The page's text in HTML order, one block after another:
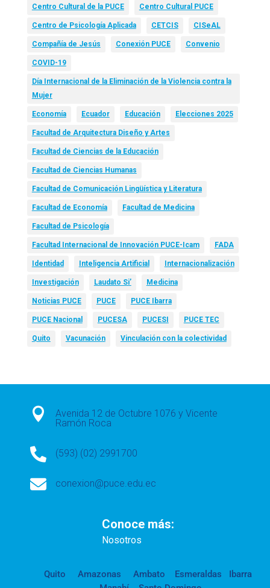
Centro Cultural de la PUCE Centro Cultural PUCE
Centro de Psicología Aplicada CETCIS CISeAL
Compañía de Jesús Conexión PUCE Convenio
COVID-19
Día Internacional de la Eliminación de la Violencia contra la
Mujer
Economía Ecuador Educación Elecciones 2025
Facultad de Arquitectura Diseño y Artes
Facultad de Ciencias de la Educación
Facultad de Ciencias Humanas
Facultad de Comunicación Lingüística y Literatura
Facultad de Economía Facultad de Medicina
Facultad de Psicología
Facultad Internacional de Innovación PUCE-Icam FADA
Identidad Inteligencia Artificial Internacionalización
Investigación Laudato Si’ Medicina
Noticias PUCE PUCE PUCE Ibarra
PUCE Nacional PUCESA PUCESI PUCE TEC
Quito Vacunación Vinculación con la colectividad

Avenida 12 de Octubre 1076 y Vicente
Ramón Roca
 (593) (02) 2991700
 conexion@puce.edu.ec
Conoce más:
Nosotros
Quito Amazonas Ambato Esmeraldas
Ibarra